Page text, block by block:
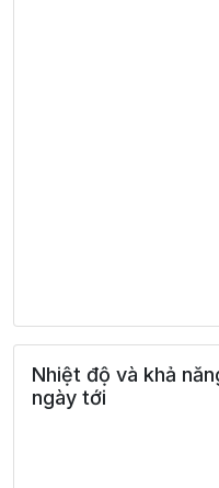
Nhiệt độ và khả
ngày tới